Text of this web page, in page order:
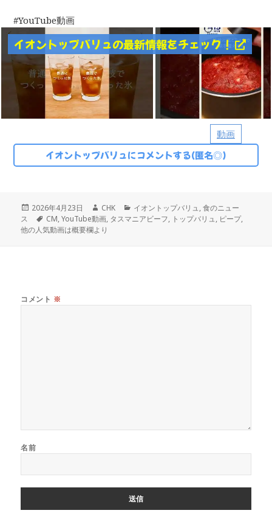
動画
YouTube動画
イオントップバリュの最新情報をチェック！
イオントップバリュにコメントする(匿名◎)
投
稿
日:
2026年4月23日
作
成
者
CHK
カ
テ
イオントップバリュ,食のニュー
ス
タ
グ
CM,YouTube動画, タスマニアビーフ, トップバリュ, ピープ,
他の人気動画は概要欄より
コメント ※
名前